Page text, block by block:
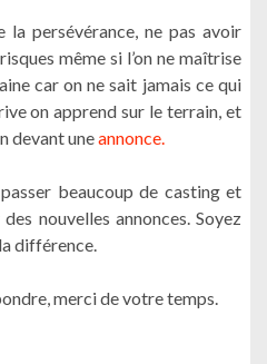
la persévérance, ne pas avoir
même si l’on ne maîtrise
car on ne sait jamais ce qui
on apprend sur le terrain, et
devant uneannonce.
beaucoup de casting et
nouvelles annonces. Soyez
différence.
merci de votre temps.